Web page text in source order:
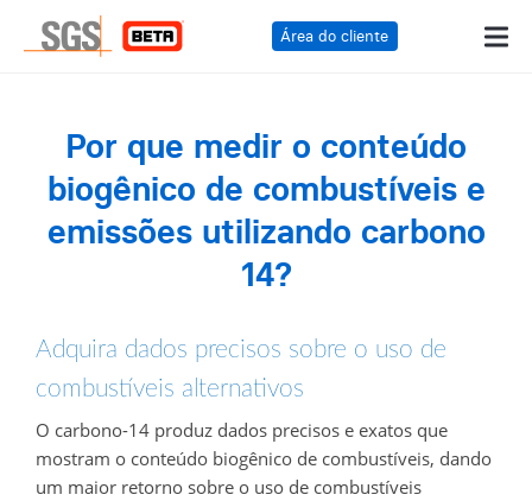
Área do cliente
Por que medir o conteúdo
biogênico de combustíveis e
emissões utilizando carbono
14?
Adquira dados precisos sobre o uso de
combustíveis alternativos
O carbono-14 produz dados precisos e exatos que
mostram o conteúdo biogênico de combustíveis, dando
um maior retorno sobre o uso de combustíveis